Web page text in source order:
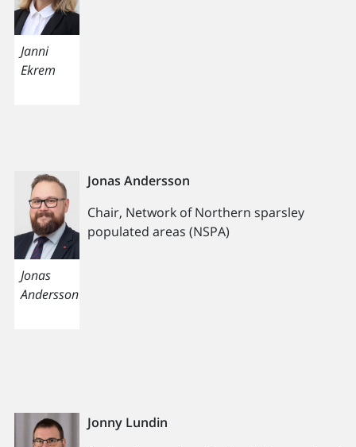
Janni
Ekrem
Jonas
Andersson
Jonas Andersson
Chair, Network of Northern sparsley
populated areas (NSPA)
Jonny Lundin